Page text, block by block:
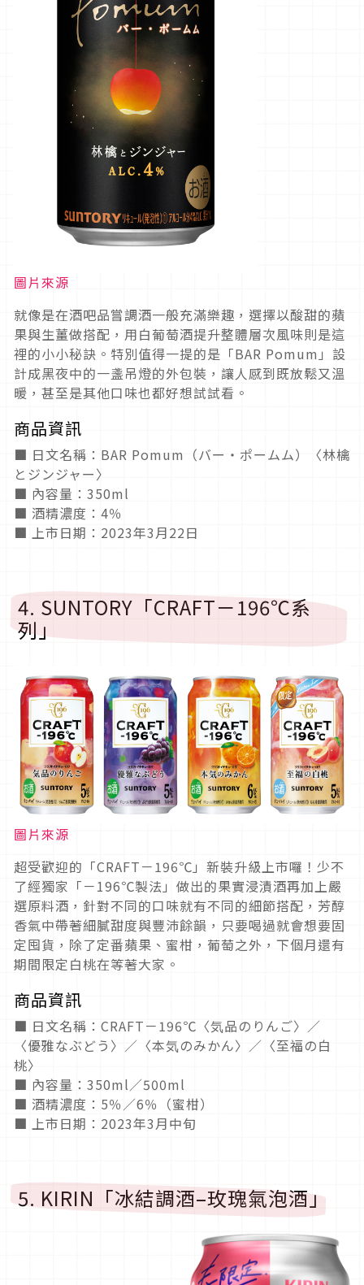
圖片來源
就像是在酒吧品嘗調酒一般充滿樂趣，選擇以酸甜的蘋
果與生薑做搭配，用白葡萄酒提升整體層次風味則是這
裡的小小秘訣。特別值得一提的是「BAR Pomum」設
計成黑夜中的一盞吊燈的外包裝，讓人感到既放鬆又溫
暖，甚至是其他口味也都好想試試看。
商品資訊
■ 日文名稱：BAR Pomum（バー・ポームム）〈林檎
とジンジャー〉
■ 內容量：350ml
■ 酒精濃度：4％
■ 上市日期：2023年3月22日
4. SUNTORY「CRAFT－196℃系
列」
圖片來源
超受歡迎的「CRAFT－196℃」新裝升級上市囉！少不
了經獨家「－196℃製法」做出的果實浸漬酒再加上嚴
選原料酒，針對不同的口味就有不同的細節搭配，芳醇
香氣中帶著細膩甜度與豐沛餘韻，只要喝過就會想要固
定囤貨，除了定番蘋果、蜜柑，葡萄之外，下個月還有
期間限定白桃在等著大家。
商品資訊
■ 日文名稱：CRAFT－196℃〈気品のりんご〉／
〈優雅なぶどう〉／〈本気のみかん〉／〈至福の白
桃〉
■ 內容量：350ml／500ml
■ 酒精濃度：5％／6％（蜜柑）
■ 上市日期：2023年3月中旬
5. KIRIN「冰結調酒–玫瑰氣泡酒」